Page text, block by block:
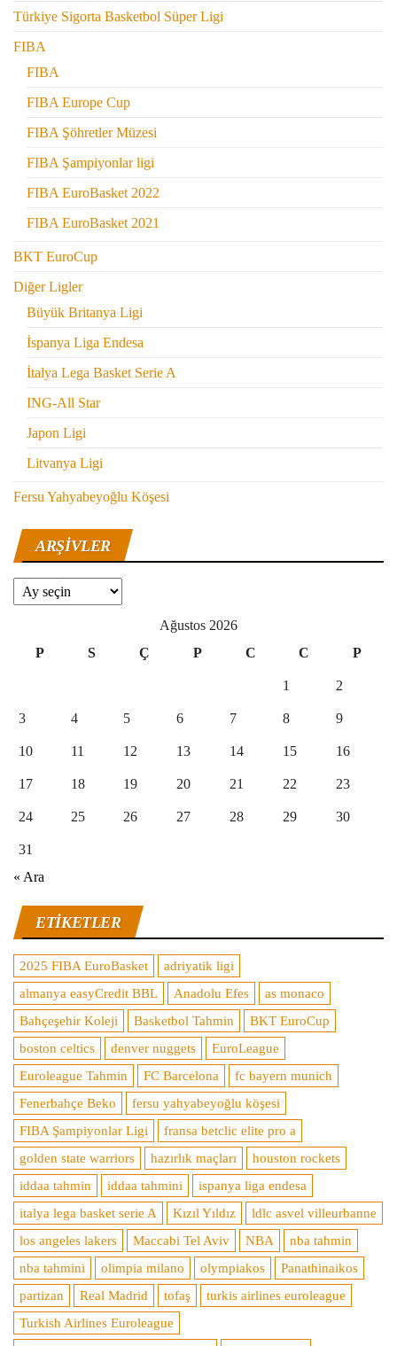
Türkiye Sigorta Basketbol Süper Ligi
FIBA
FIBA
FIBA Europe Cup
FIBA Şöhretler Müzesi
FIBA Şampiyonlar ligi
FIBA EuroBasket 2022
FIBA EuroBasket 2021
BKT EuroCup
Diğer Ligler
Büyük Britanya Ligi
İspanya Liga Endesa
İtalya Lega Basket Serie A
ING-All Star
Japon Ligi
Litvanya Ligi
Fersu Yahyabeyoğlu Köşesi
ARŞIVLER
Arşivler
Ağustos 2026
P
S Ç P C C P
1 2
3 4 5 6 7 8 9
10 11 12 13 14 15 16
17 18 19 20 21 22 23
24 25 26 27 28 29 30
31
« Ara
ETIKETLER
2025 FIBA EuroBasket
adriyatik ligi
almanya easyCredit BBL
Anadolu Efes
as monaco
Bahçeşehir Koleji
Basketbol Tahmin
BKT EuroCup
boston celtics
denver nuggets
EuroLeague
Euroleague Tahmin
FC Barcelona
fc bayern munich
Fenerbahçe Beko
fersu yahyabeyoğlu köşesi
FIBA Şampiyonlar Ligi
fransa betclic elite pro a
golden state warriors
hazırlık maçları
houston rockets
iddaa tahmin
iddaa tahmini
ispanya liga endesa
italya lega basket serie A
Kızıl Yıldız
ldlc asvel villeurbanne
los angeles lakers
Maccabi Tel Aviv NBA
nba tahmin
nba tahmini
olimpia milano olympiakos
Panathinaikos
partizan
Real Madrid tofaş
turkis airlines euroleague
Turkish Airlines Euroleague